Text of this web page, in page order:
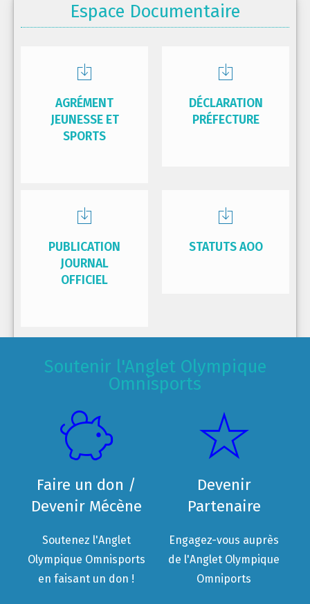
Espace Documentaire
AGRÉMENT
JEUNESSE ET
SPORTS
DÉCLARATION
PRÉFECTURE
PUBLICATION
JOURNAL
OFFICIEL
STATUTS AOO
Soutenir l'Anglet Olympique
Omnisports
Faire un don /
Devenir Mécène
Soutenez l'Anglet
Olympique Omnisports
en faisant un don !
Devenir
Partenaire
Engagez-vous auprès
de l'Anglet Olympique
Omniports